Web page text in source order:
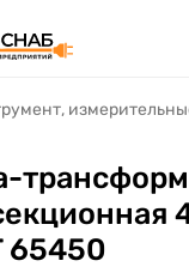
65450